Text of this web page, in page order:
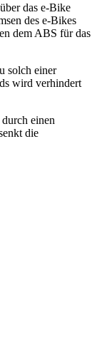
über das e-Bike
des e-Bikes
dem ABS für das
solch einer
wird verhindert
einen
die